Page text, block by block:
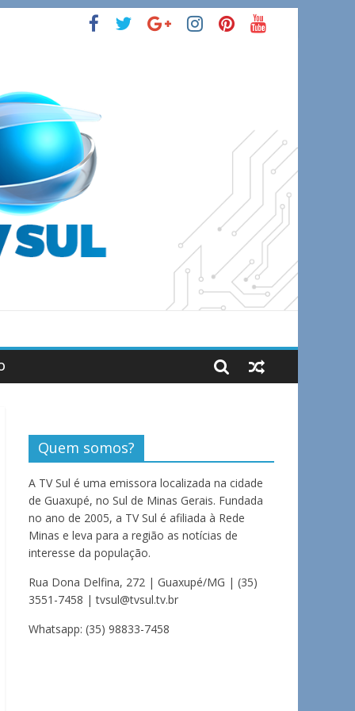
Quem somos?
A TV Sul é uma emissora localizada na cidade
de Guaxupé, no Sul de Minas Gerais. Fundada
no ano de 2005, a TV Sul é afiliada à Rede
Minas e leva para a região as notícias de
interesse da população.
Rua Dona Delfina, 272 | Guaxupé/MG | (35)
3551-7458 | tvsul@tvsul.tv.br
Whatsapp: (35) 98833-7458